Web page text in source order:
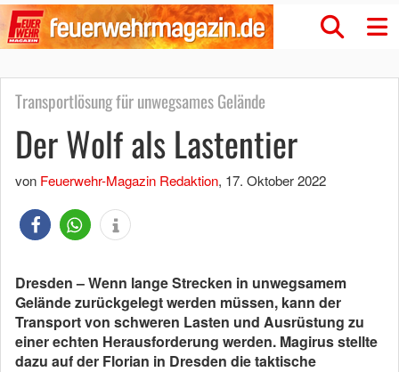
Transportlösung für unwegsames Gelände
Der Wolf als Lastentier
von Feuerwehr-Magazin Redaktion, 17. Oktober 2022
Dresden – Wenn lange Strecken in unwegsamem
Gelände zurückgelegt werden müssen, kann der
Transport von schweren Lasten und Ausrüstung zu
einer echten Herausforderung werden. Magirus stellte
dazu auf der Florian in Dresden die taktische